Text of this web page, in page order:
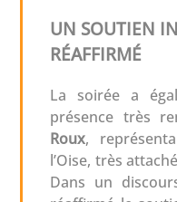
UN SOUTIEN
RÉAFFIRMÉ
La soirée a
présence très
Roux,
l’Oise, très
Dans un